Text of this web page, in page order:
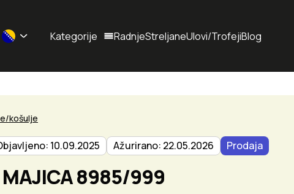
Selected currency: BAM
Kategorije RadnjeStreljaneUlovi/TrofejiBlog
košulje
10.09.2025 Ažurirano: 22.05.2026 Prodaja
MAJICA 8985/999